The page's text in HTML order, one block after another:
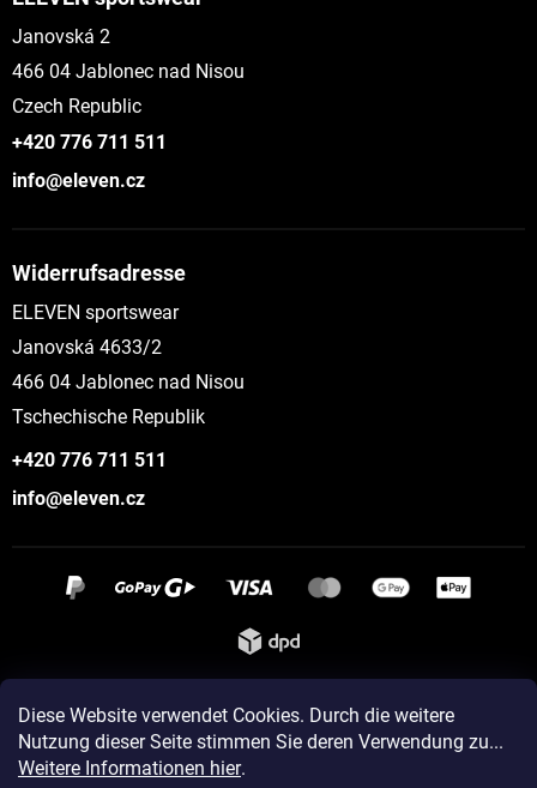
Diese Website verwendet Cookies. Durch die weitere
Nutzung dieser Seite stimmen Sie deren Verwendung zu...
Weitere Informationen hier.
Janovská 2
466 04 Jablonec nad Nisou
Czech Republic
+420 776 711 511
info@eleven.cz
Widerrufsadresse
ELEVEN sportswear
Janovská 4633/2
466 04 Jablonec nad Nisou
Tschechische Republik
+420 776 711 511
info@eleven.cz
Instagram